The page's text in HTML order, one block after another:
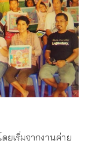
ยเริ่มจากงานค่าย